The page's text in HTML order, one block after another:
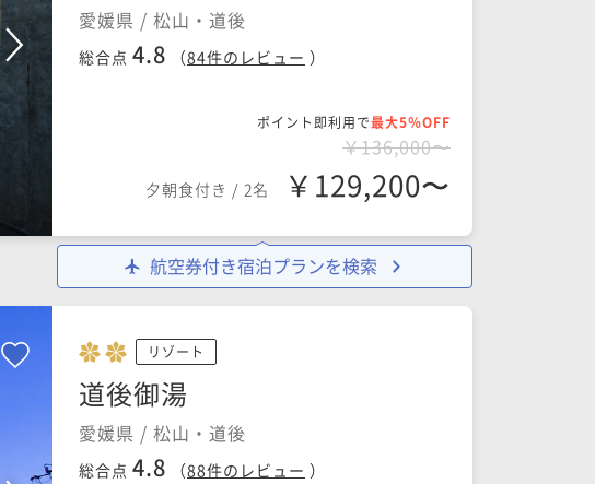
愛媛県 / 松山・道後
総合点 4.8 （84件のレビュー ）
ポイント即利用で最大5％OFF
￥136,000〜
夕朝食付き / 2名 ￥129,200〜
航空券付き宿泊プランを検索
リゾート
道後御湯
愛媛県 / 松山・道後
総合点 4.8 （88件のレビュー ）